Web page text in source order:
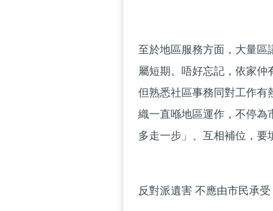
至於地區服務方面，大量區
屬短期。唔好忘記，依家仲
但熟悉社區事務同對工作有
織一直喺地區運作，不停為
多走一步」、互相補位，要
反對派遺害 不應由市民承受